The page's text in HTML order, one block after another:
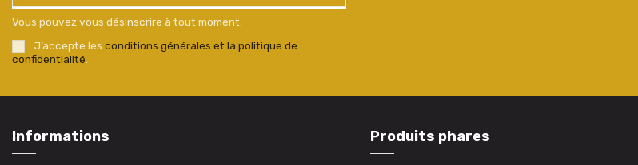
Vous pouvez vous désinscrire à tout moment.
J’accepte les conditions générales et la politique de
confidentialité
Informations Produits phares